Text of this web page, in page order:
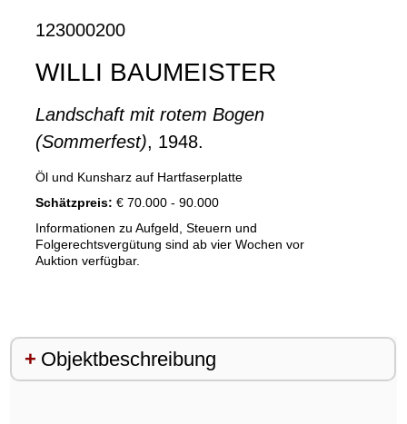
123000200
WILLI BAUMEISTER
Landschaft mit rotem Bogen
(Sommerfest), 1948.
Öl und Kunsharz auf Hartfaserplatte
Schätzpreis: € 70.000 - 90.000
Informationen zu Aufgeld, Steuern und
Folgerechtsvergütung sind ab vier Wochen vor
Auktion verfügbar.
Objektbeschreibung